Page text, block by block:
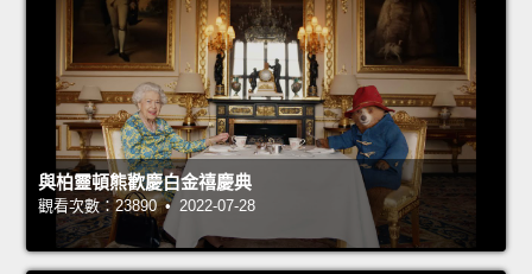
與柏靈頓熊歡慶白金禧慶典
觀看次數：23890 • 2022-07-28